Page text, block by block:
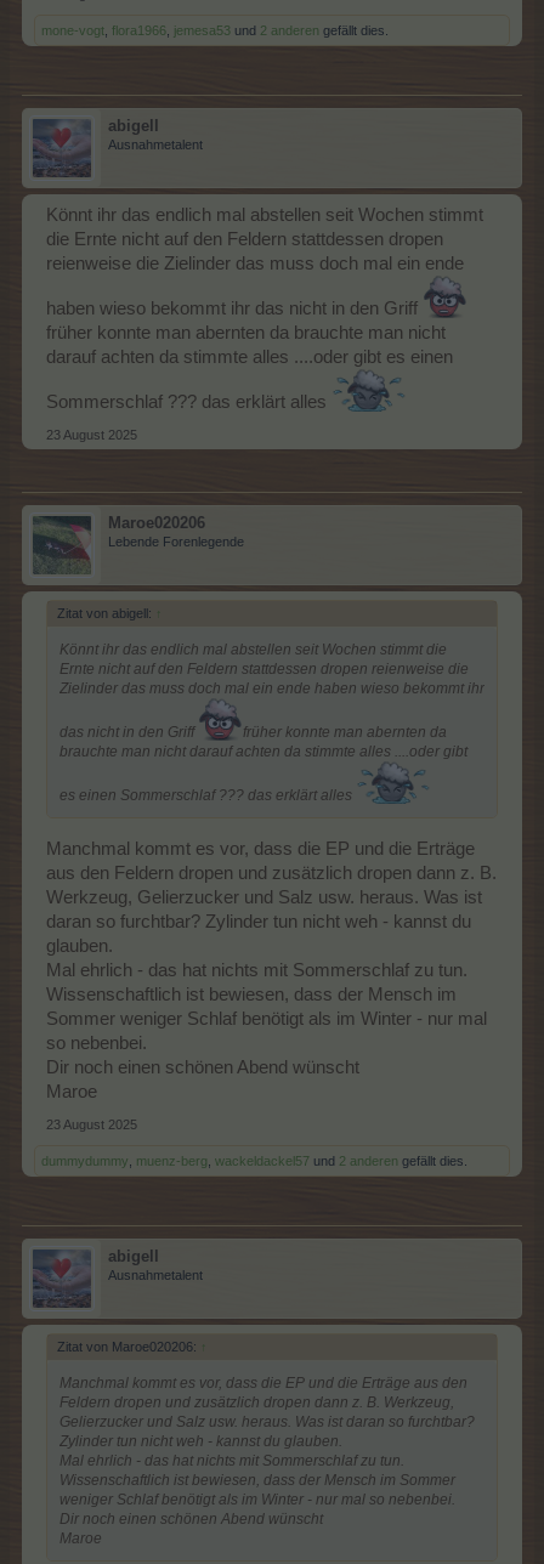
mone-vogt flora1966 jemesa53 und 2 anderen gefällt dies.
abigell
Ausnahmetalent
Könnt ihr das endlich mal abstellen seit Wochen stimmt
die Ernte nicht auf den Feldern stattdessen dropen
reienweise die Zielinder das muss doch mal ein ende
haben wieso bekommt ihr das nicht in den Griff
früher konnte man abernten da brauchte man nicht
darauf achten da stimmte alles ....oder gibt es einen
Sommerschlaf ??? das erklärt alles
23 August 2025
Maroe020206
Lebende Forenlegende
Zitat von abigell: ↑
Könnt ihr das endlich mal abstellen seit Wochen stimmt die
Ernte nicht auf den Feldern stattdessen dropen reienweise die
Zielinder das muss doch mal ein ende haben wieso bekommt ihr
das nicht in den Griff
früher konnte man abernten da
brauchte man nicht darauf achten da stimmte alles ....oder gibt
es einen Sommerschlaf ??? das erklärt alles
Manchmal kommt es vor, dass die EP und die Erträge
aus den Feldern dropen und zusätzlich dropen dann z. B.
Werkzeug, Gelierzucker und Salz usw. heraus. Was ist
daran so furchtbar? Zylinder tun nicht weh - kannst du
glauben.
Mal ehrlich - das hat nichts mit Sommerschlaf zu tun.
Wissenschaftlich ist bewiesen, dass der Mensch im
Sommer weniger Schlaf benötigt als im Winter - nur mal
so nebenbei.
Dir noch einen schönen Abend wünscht
Maroe
23 August 2025
dummydummy muenz-berg wackeldackel57 und 2 anderen gefällt dies.
abigell
Ausnahmetalent
Zitat von Maroe020206: ↑
Manchmal kommt es vor, dass die EP und die Erträge aus den
Feldern dropen und zusätzlich dropen dann z. B. Werkzeug,
Gelierzucker und Salz usw. heraus. Was ist daran so furchtbar?
Zylinder tun nicht weh - kannst du glauben.
Mal ehrlich - das hat nichts mit Sommerschlaf zu tun.
Wissenschaftlich ist bewiesen, dass der Mensch im Sommer
weniger Schlaf benötigt als im Winter - nur mal so nebenbei.
Dir noch einen schönen Abend wünscht
Maroe